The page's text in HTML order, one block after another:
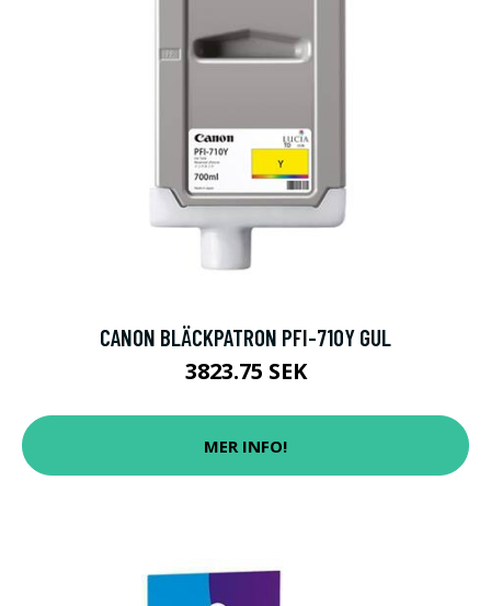
CANON BLÄCKPATRON PFI-710Y GUL
3823.75 SEK
MER INFO!